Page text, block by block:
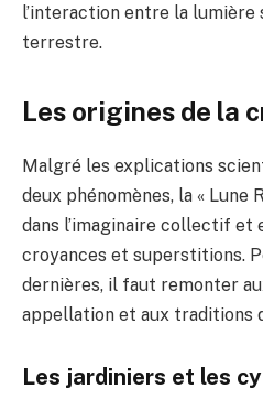
l’interaction entre la lumière
terrestre.
Les origines de la
Malgré les explications
deux phénomènes, la « Lune
dans l’imaginaire collectif et
croyances et superstitions.
dernières, il faut remonter
appellation et aux traditions
Les jardiniers et les